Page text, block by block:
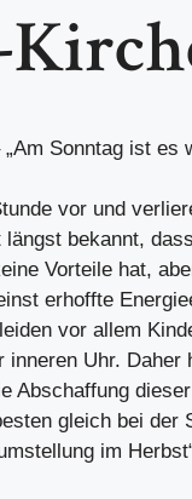
Sonntag ist
vor und
längst bekannt,
Vorteile hat,
erhoffte
vor allem
inneren Uhr.
Abschaffung
gleich bei der
im